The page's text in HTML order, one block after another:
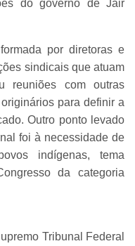
do governo de Jair
por diretoras e
sindicais que atuam
reuniões com outras
para definir a
Outro ponto levado
foi à necessidade de
indígenas, tema
da categoria
Tribunal Federal